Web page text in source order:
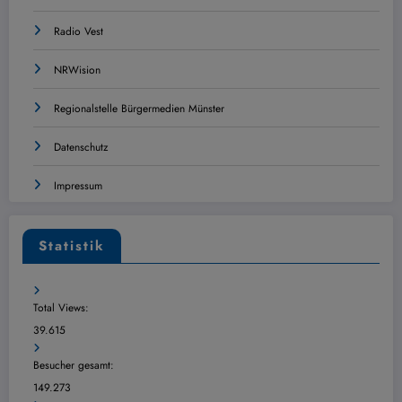
Radio Vest
NRWision
Regionalstelle Bürgermedien Münster
Datenschutz
Impressum
Statistik
Total Views:
39.615
Besucher gesamt:
149.273